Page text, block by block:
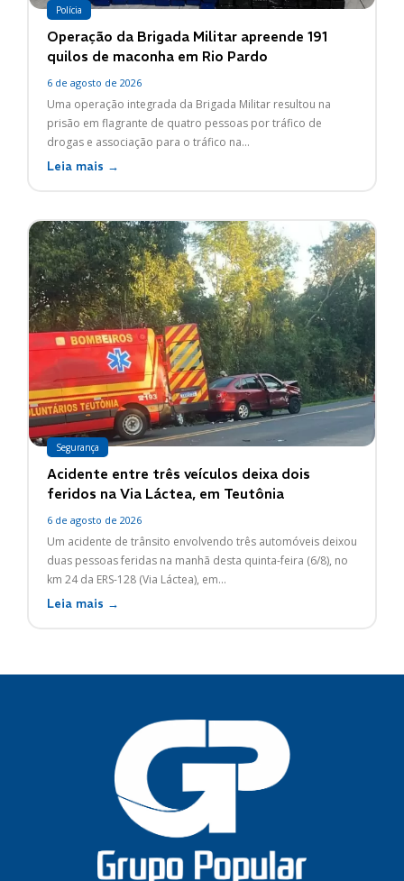
Polícia
Operação da Brigada Militar apreende 191
quilos de maconha em Rio Pardo
6 de agosto de 2026
Uma operação integrada da Brigada Militar resultou na
prisão em flagrante de quatro pessoas por tráfico de
drogas e associação para o tráfico na...
Leia mais →
Segurança
Acidente entre três veículos deixa dois
feridos na Via Láctea, em Teutônia
6 de agosto de 2026
Um acidente de trânsito envolvendo três automóveis deixou
duas pessoas feridas na manhã desta quinta-feira (6/8), no
km 24 da ERS-128 (Via Láctea), em...
Leia mais →